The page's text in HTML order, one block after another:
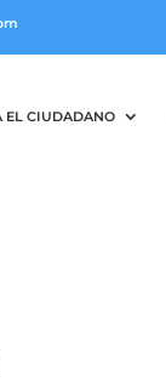
EL CIUDADANO